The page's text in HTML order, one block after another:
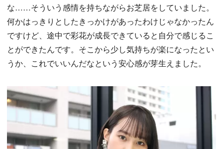
な……そういう感情を持ちながらお芝居をしていました。
何かはっきりとしたきっかけがあったわけじゃなかったん
ですけど、途中で彩花が成長できていると自分で感じるこ
とができたんです。そこから少し気持ちが楽になったとい
うか、これでいいんだなという安心感が芽生えました。